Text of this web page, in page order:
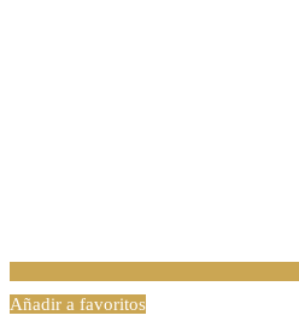
Añadir a favoritos